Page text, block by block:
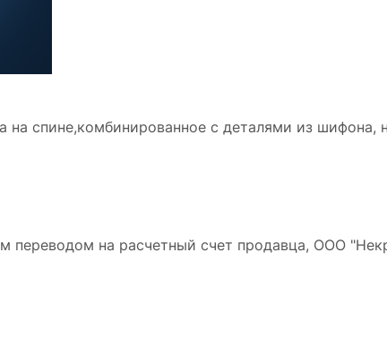
на спине,комбинированное с деталями из шифона,
переводом на расчетный счет продавца, ООО